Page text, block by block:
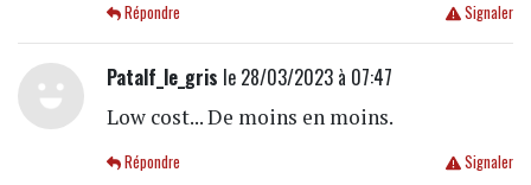
Signaler
Répondre
Patalf_le_gris le 28/03/2023 à 07:47
Low cost... De moins en moins.
Signaler
Répondre